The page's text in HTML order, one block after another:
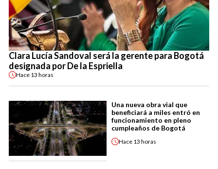
Clara Lucía Sandoval será la gerente para Bogotá
designada por De la Espriella
Hace 13 horas
Una nueva obra vial que
beneficiará a miles entró en
funcionamiento en pleno
cumpleaños de Bogotá
Hace 13 horas